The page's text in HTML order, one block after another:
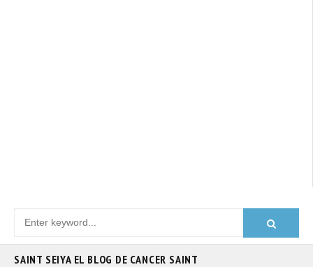
SAINT SEIYA EL BLOG DE CANCER SAINT